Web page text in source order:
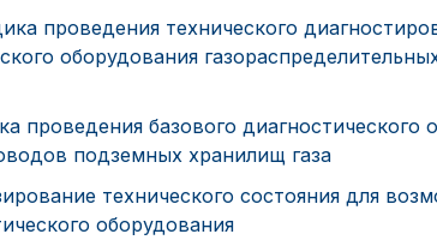
проведения технического
оборудования
проведения базового диагностического
подземных хранилищ газа
технического состояния для
оборудования